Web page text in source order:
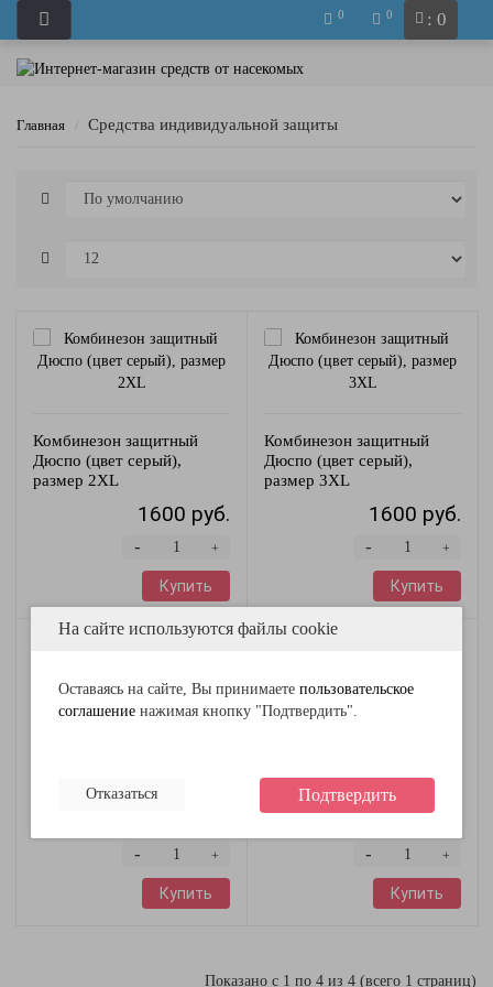
На сайте используются файлы cookie
Оставаясь на сайте, Вы принимаете пользовательское
соглашениенажимая кнопку "Подтвердить".
Отказаться Подтвердить
: 0
0 0
Главная Средства индивидуальной защиты
Комбинезон защитный
Дюспо (цвет серый),
размер 2XL
1600 руб.
+
-
Купить
Комбинезон защитный
Дюспо (цвет серый),
размер 3XL
1600 руб.
+
-
Купить
размер L
+
-
Купить
размер XL
1600 руб.
+
-
Купить
Показано с 1 по 4 из 4 (всего 1 страниц)